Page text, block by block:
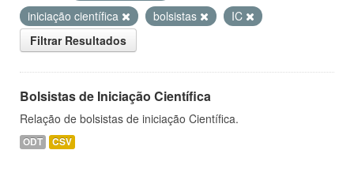
iniciação científica
bolsistas
IC
Filtrar Resultados
Bolsistas de Iniciação Científica
Relação de bolsistas de iniciação Científica.
ODT CSV